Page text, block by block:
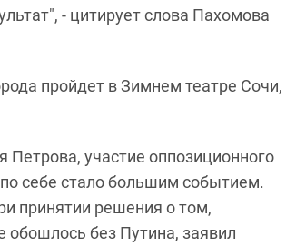
- цитирует слова Пахомова
пройдет в Зимнем театре Сочи,
участие оппозиционного
себе стало большим событием.
принятии решения о том,
обошлось без Путина, заявил